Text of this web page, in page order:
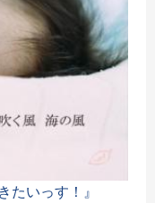
たいっす！』